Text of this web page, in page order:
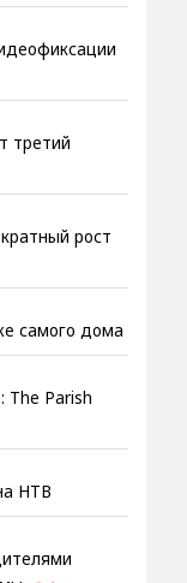
третий
рост
самого дома
The Parish
НТВ